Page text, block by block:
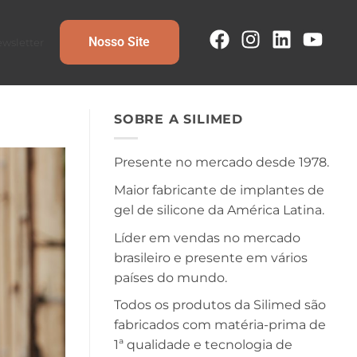
Nosso Site
SOBRE A SILIMED
Presente no mercado desde 1978.
Maior fabricante de implantes de
gel de silicone da América Latina.
Líder em vendas no mercado
brasileiro e presente em vários
países do mundo.
Todos os produtos da Silimed são
fabricados com matéria-prima de
1ª qualidade e tecnologia de